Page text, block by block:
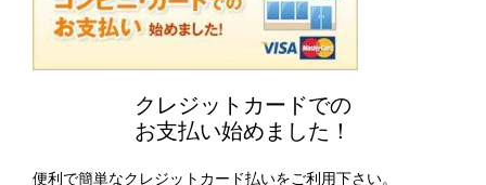
クレジットカードでの
お支払い始めました！
便利で簡単なクレジットカード払いをご利用下さい。